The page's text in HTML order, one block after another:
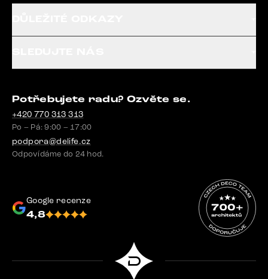
Potřebujete radu? Ozvěte se.
+420 770 313 313
Po – Pá: 9:00 – 17:00
podpora@delife.cz
Odpovídáme do 24 hod.
Google recenze
4,8